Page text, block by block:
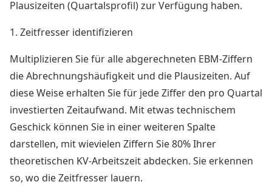
Plausizeiten (Quartalsprofil) zur Verfügung haben.
1. Zeitfresser identifizieren
Multiplizieren Sie für alle abgerechneten EBM-Ziffern
die Abrechnungshäufigkeit und die Plausizeiten. Auf
diese Weise erhalten Sie für jede Ziffer den pro Quartal
investierten Zeitaufwand. Mit etwas technischem
Geschick können Sie in einer weiteren Spalte
darstellen, mit wievielen Ziffern Sie 80% Ihrer
theoretischen KV-Arbeitszeit abdecken. Sie erkennen
so, wo die Zeitfresser lauern.